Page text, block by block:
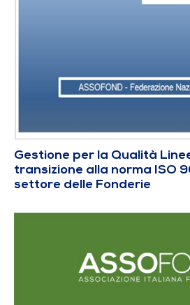
Gestione per la Qualità
transizione alla norma ISO
settore delle Fonderie